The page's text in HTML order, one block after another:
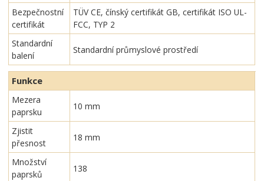
Bezpečnostní
certifikát
TÜV CE, čínský certifikát GB, certifikát ISO UL-
FCC, TYP 2
Standardní
balení
Standardní průmyslové prostředí
Funkce
Mezera
paprsku
10 mm
Zjistit
přesnost
18 mm
Množství
paprsků
138